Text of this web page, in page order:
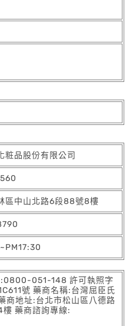
粧品股份有限公司
區中山北路6段88號8樓
:0800-051-148 許可執照字
號 藥商名稱:台灣屈臣氏
商地址:台北市松山區八德路
樓 藥商諮詢專線: